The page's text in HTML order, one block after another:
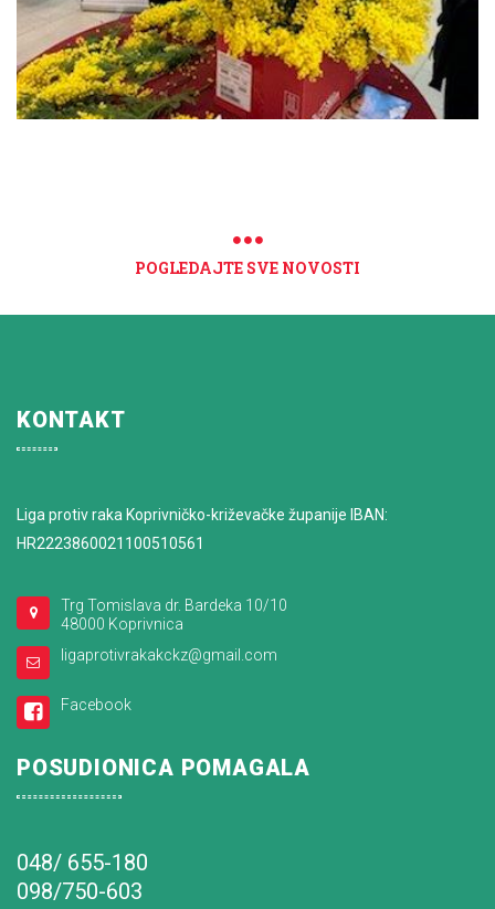
POGLEDAJTE SVE NOVOSTI
KONTAKT
Liga protiv raka Koprivničko-križevačke županije IBAN:
HR2223860021100510561
Trg Tomislava dr. Bardeka 10/10
48000 Koprivnica
ligaprotivrakakckz@gmail.com
Facebook
POSUDIONICA POMAGALA
048/ 655-180
098/750-603